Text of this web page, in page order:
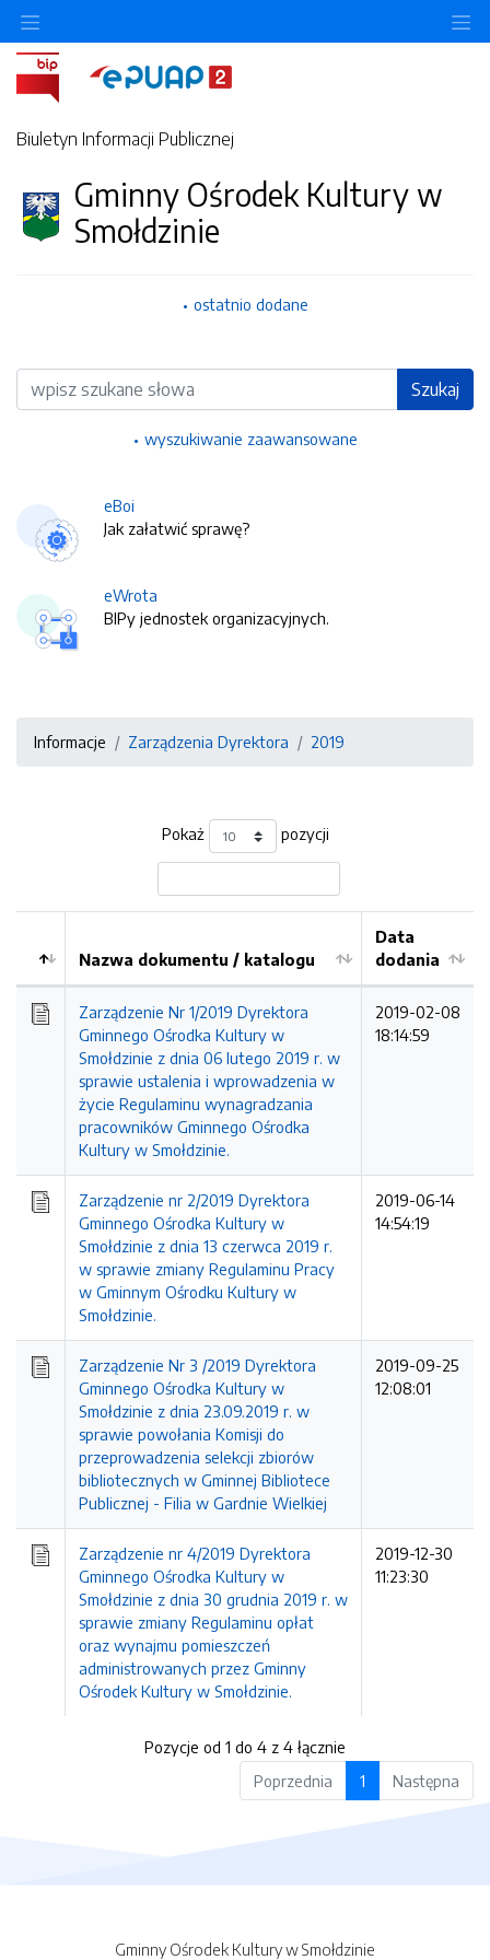
Biuletyn Informacji Publicznej
Gminny Ośrodek Kultury w
Smołdzinie
ostatnio dodane
Wyszukiwarka Szukaj
wyszukiwanie zaawansowane
eBoi
Jak załatwić sprawę?
eWrota
BIPy jednostek organizacyjnych.
Informacje Zarządzenia Dyrektora 2019
Pokaż pozycji
Kolejność
Nazwa dokumentu / katalogu
Data
dodania
Zarządzenie Nr 1/2019 Dyrektora
Gminnego Ośrodka Kultury w
Smołdzinie z dnia 06 lutego 2019 r. w
sprawie ustalenia i wprowadzenia w
życie Regulaminu wynagradzania
pracowników Gminnego Ośrodka
Kultury w Smołdzinie.
2019-02-08
18:14:59
Zarządzenie nr 2/2019 Dyrektora
Gminnego Ośrodka Kultury w
Smołdzinie z dnia 13 czerwca 2019 r.
w sprawie zmiany Regulaminu Pracy
w Gminnym Ośrodku Kultury w
Smołdzinie.
2019-06-14
14:54:19
Zarządzenie Nr 3 /2019 Dyrektora
Gminnego Ośrodka Kultury w
Smołdzinie z dnia 23.09.2019 r. w
sprawie powołania Komisji do
przeprowadzenia selekcji zbiorów
bibliotecznych w Gminnej Bibliotece
Publicznej - Filia w Gardnie Wielkiej
2019-09-25
12:08:01
Zarządzenie nr 4/2019 Dyrektora
Gminnego Ośrodka Kultury w
Smołdzinie z dnia 30 grudnia 2019 r. w
sprawie zmiany Regulaminu opłat
oraz wynajmu pomieszczeń
administrowanych przez Gminny
Ośrodek Kultury w Smołdzinie.
2019-12-30
11:23:30
Pozycje od 1 do 4 z 4 łącznie
Poprzednia
1 Następna
Gminny Ośrodek Kultury w Smołdzinie